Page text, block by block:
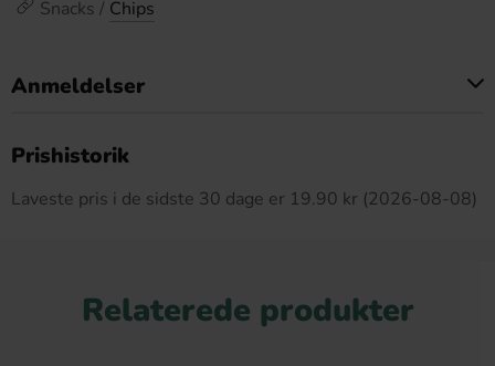
Snacks / Chips
Anmeldelser
Prishistorik
Laveste pris i de sidste 30 dage er 19.90 kr (2026-08-08)
Relaterede produkter